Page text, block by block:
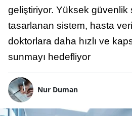
geliştiriyor. Yüksek güvenlik
tasarlanan sistem, hasta
doktorlara daha hızlı ve
sunmayı hedefliyor
Nur Duman